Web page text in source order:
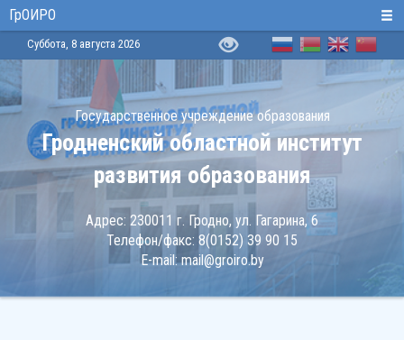
Суббота, 8 августа 2026
Государственное учреждение образования
Гродненский областной институт
развития образования
Адрес: 230011 г. Гродно, ул. Гагарина, 6
Телефон/факс: 8(0152) 39 90 15
E-mail:mail@groiro.by
ГрОИРО